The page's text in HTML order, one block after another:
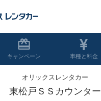
キャンペーン 車種と料金
オリックスレンタカー
東松戸ＳＳカウンター